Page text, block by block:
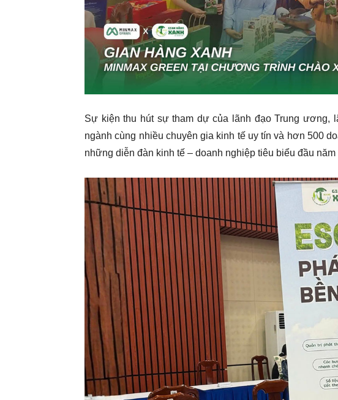
Sự kiện thu hút sự tham dự của lãnh đạo Trung ương,
ngành cùng nhiều chuyên gia kinh tế uy tín và hơn 500
những diễn đàn kinh tế – doanh nghiệp tiêu biểu đầu